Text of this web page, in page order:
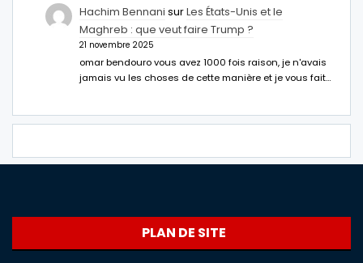
Hachim Bennani surLes États-Unis et le
Maghreb : que veut faire Trump ?
21 novembre 2025
omar bendouro vous avez 1000 fois raison, je n'avais
jamais vu les choses de cette manière et je vous fait…
PLAN DE SITE